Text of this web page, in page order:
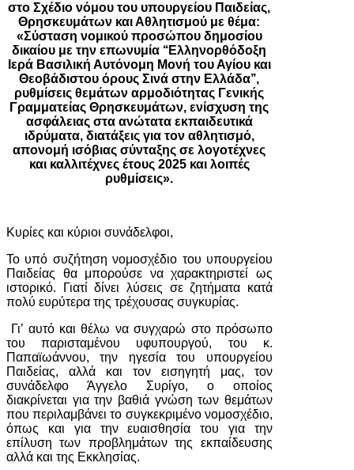
στο Σχέδιο νόμου του υπουργείου Παιδείας,
Θρησκευμάτων και Αθλητισμού με θέμα:
«Σύσταση νομικού προσώπου δημοσίου
δικαίου με την επωνυμία ‘‘Ελληνορθόδοξη
Ιερά Βασιλική Αυτόνομη Μονή του Αγίου και
Θεοβάδιστου όρους Σινά στην Ελλάδα’’,
ρυθμίσεις θεμάτων αρμοδιότητας Γενικής
Γραμματείας Θρησκευμάτων, ενίσχυση της
ασφάλειας στα ανώτατα εκπαιδευτικά
ιδρύματα, διατάξεις για τον αθλητισμό,
απονομή ισόβιας σύνταξης σε λογοτέχνες
και καλλιτέχνες έτους 2025 και λοιπές
ρυθμίσεις».
Κυρίες και κύριοι συνάδελφοι,
Το υπό συζήτηση νομοσχέδιο του υπουργείου
Παιδείας θα μπορούσε να χαρακτηριστεί ως
ιστορικό. Γιατί δίνει λύσεις σε ζητήματα κατά
πολύ ευρύτερα της τρέχουσας συγκυρίας.
Γι’ αυτό και θέλω να συγχαρώ στο πρόσωπο
του παρισταμένου υφυπουργού, του κ.
Παπαϊωάννου, την ηγεσία του υπουργείου
Παιδείας, αλλά και τον εισηγητή μας, τον
συνάδελφο Άγγελο Συρίγο, ο οποίος
διακρίνεται για την βαθιά γνώση των θεμάτων
που περιλαμβάνει το συγκεκριμένο νομοσχέδιο,
όπως και για την ευαισθησία του για την
επίλυση των προβλημάτων της εκπαίδευσης
αλλά και της Εκκλησίας.